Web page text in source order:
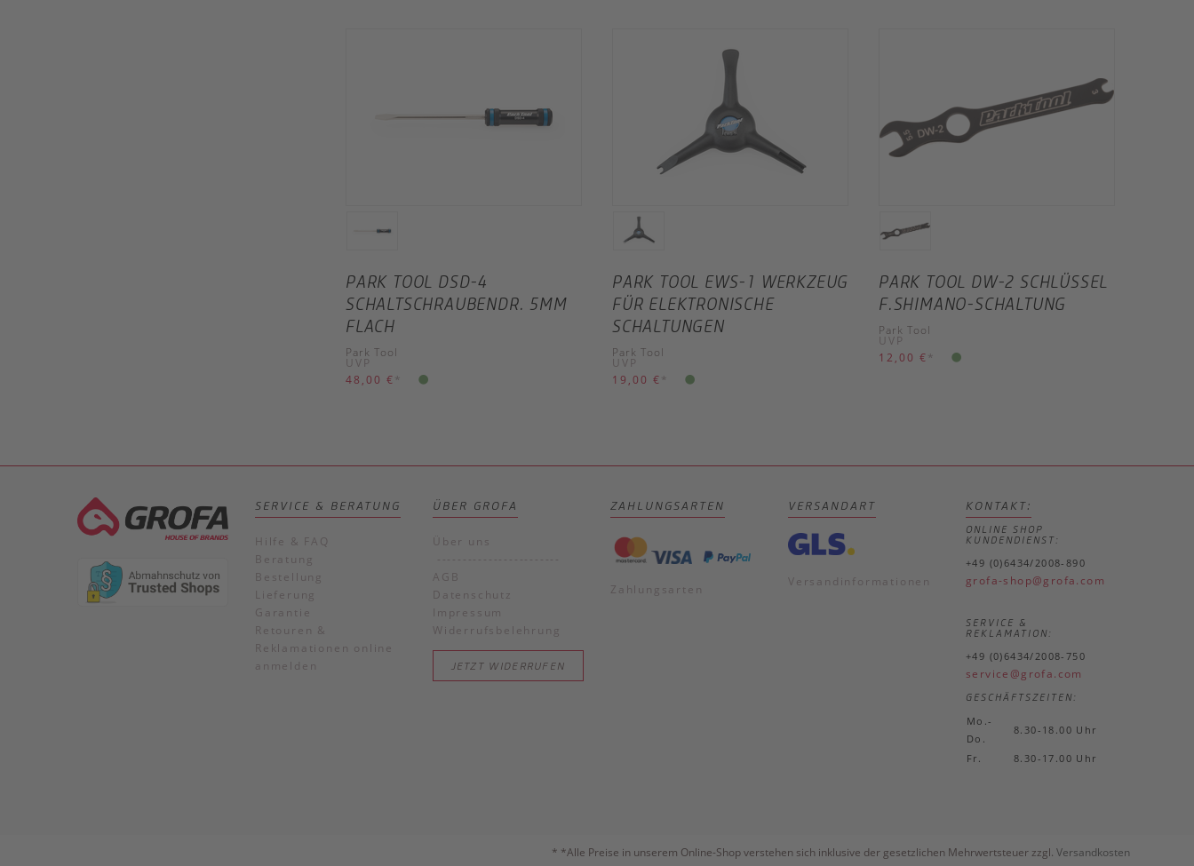
PARK TOOL DSD-4
SCHALTSCHRAUBENDR. 5MM
FLACH
Park Tool
UVP
48,00 € *
PARK TOOL EWS-1 WERKZEUG
FÜR ELEKTRONISCHE
SCHALTUNGEN
Park Tool
UVP
19,00 € *
PARK TOOL DW-2 SCHLÜSSEL
F.SHIMANO-SCHALTUNG
Park Tool
UVP
12,00 € *
SERVICE & BERATUNG
Hilfe & FAQ
Beratung
Bestellung
Lieferung
Garantie
Retouren &
Reklamationen online
anmelden
ÜBER GROFA
Über uns
------------------------
AGB
Datenschutz
Impressum
Widerrufsbelehrung
JETZT WIDERRUFEN
ZAHLUNGSARTEN
Zahlungsarten
VERSANDART
Versandinformationen
KONTAKT:
ONLINE SHOP
KUNDENDIENST:
+49 (0)6434/2008-890
grofa-shop@grofa.com
SERVICE &
REKLAMATION:
+49 (0)6434/2008-750
service@grofa.com
GESCHÄFTSZEITEN:
Mo.-
Do.
8.30-18.00 Uhr
Fr. 8.30-17.00 Uhr
* *Alle Preise in unserem Online-Shop verstehen sich inklusive der gesetzlichen Mehrwertsteuer zzgl. Versandkosten